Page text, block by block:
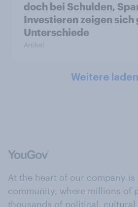
doch bei Schulden,
Investieren zeigen sich
Unterschiede
Artikel
Weitere laden
At the heart of our company
community, where millions of
thousands of political, cultural